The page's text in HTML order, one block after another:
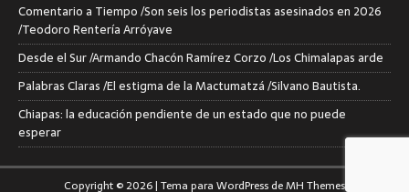
Comentario a Tiempo /Son seis los periodistas asesinados en 2026
/Teodoro Rentería Arróyave
Desde el Sur /Armando Chacón Ramírez Corzo /Los Chimalapas arde
Palabras Claras /El estigma de la Mactumatzá /Silvano Bautista.
Chiapas: la educación pendiente de un estado que no puede
esperar
Copyright © 2026 | Tema para WordPress deMH Themes